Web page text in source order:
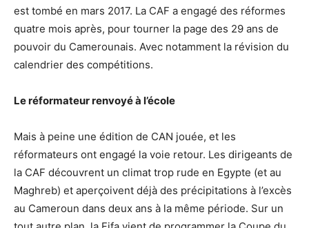
est tombé en mars 2017. La CAF a engagé des réformes
quatre mois après, pour tourner la page des 29 ans de
pouvoir du Camerounais. Avec notamment la révision du
calendrier des compétitions.
Le réformateur renvoyé à l’école
Mais à peine une édition de CAN jouée, et les
réformateurs ont engagé la voie retour. Les dirigeants de
la CAF découvrent un climat trop rude en Egypte (et au
Maghreb) et aperçoivent déjà des précipitations à l’excès
au Cameroun dans deux ans à la même période. Sur un